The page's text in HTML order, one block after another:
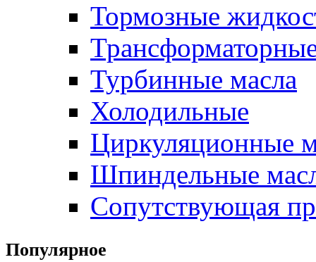
Тормозные
Турбинные масла
Холодильные
Циркуляционные
Шпиндельные
Сопутствующая
Популярное